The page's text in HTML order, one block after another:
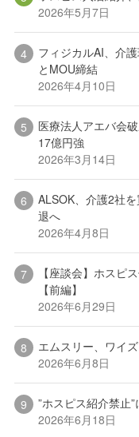
2026年5月7日
フィジカルAI、介
とMOU締結
2026年4月10日
医療法人アエバ会
17億円強
2026年3月14日
ALSOK、介護2社
退へ
2026年4月8日
【座談会】ホスピ
【前編】
2026年6月29日
エムスリー、ワイ
2026年6月8日
”ホスピス紹介禁止
2026年6月18日